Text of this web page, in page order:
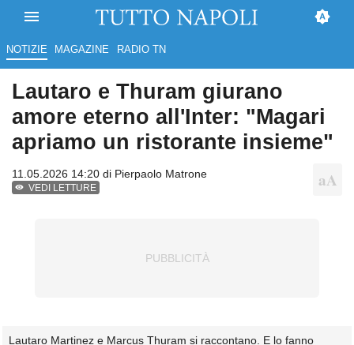
NOTIZIE MAGAZINE RADIO TN
Lautaro e Thuram giurano
amore eterno all'Inter: "Magari
apriamo un ristorante insieme"
11.05.2026 14:20 di Pierpaolo Matrone
VEDI LETTURE
Lautaro Martinez e Marcus Thuram si raccontano. E lo fanno